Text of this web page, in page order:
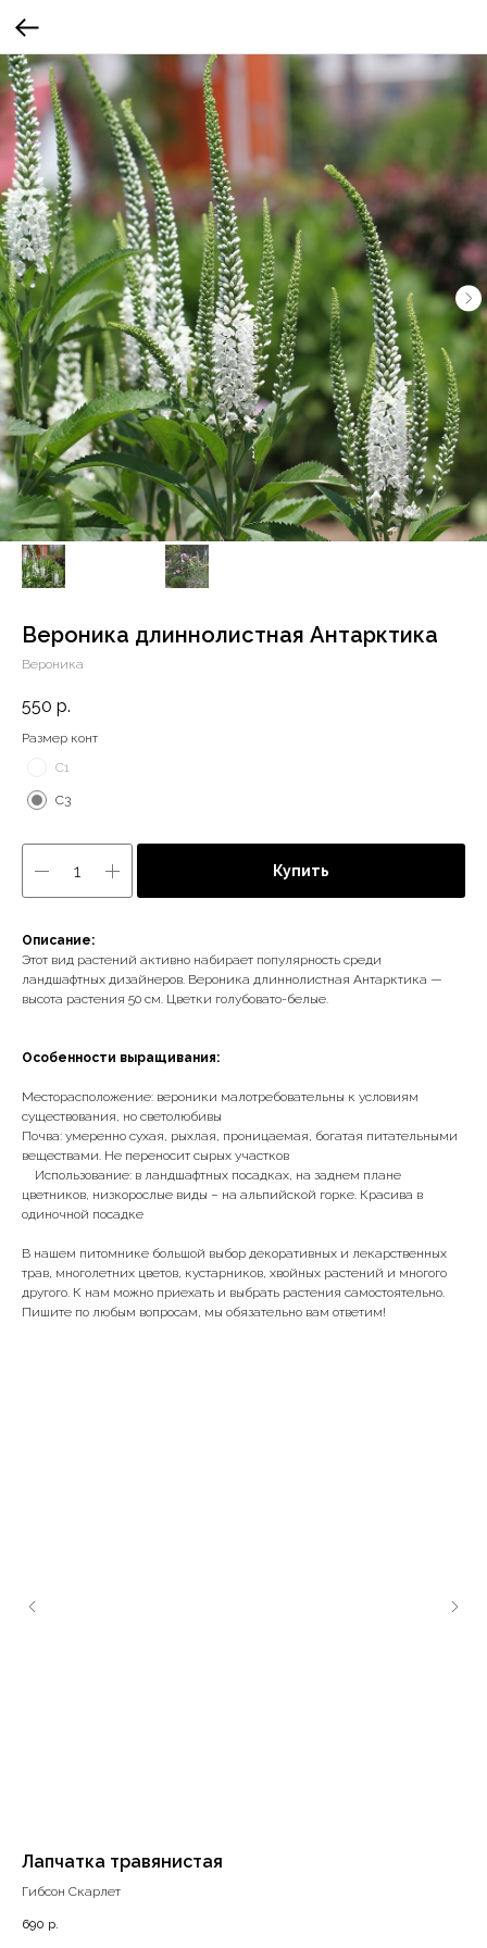
Вероника длиннолистная Антарктика
Вероника
550 р.
Размер конт
С1
С3
Купить
Описание:
Этот вид растений активно набирает популярность среди
ландшафтных дизайнеров. Вероника длиннолистная Антарктика —
высота растения 50 см. Цветки голубовато-белые.
Особенности выращивания:
Месторасположение: вероники малотребовательны к условиям
существования, но светолюбивы
Почва: умеренно сухая, рыхлая, проницаемая, богатая питательными
веществами. Не переносит сырых участков
⠀ Использование: в ландшафтных посадках, на заднем плане
цветников, низкорослые виды – на альпийской горке. Красива в
одиночной посадке
В нашем питомнике большой выбор декоративных и лекарственных
трав, многолетних цветов, кустарников, хвойных растений и многого
другого. К нам можно приехать и выбрать растения самостоятельно.
Пишите по любым вопросам, мы обязательно вам ответим!
Лапчатка травянистая
Гибсон Скарлет
690 р.